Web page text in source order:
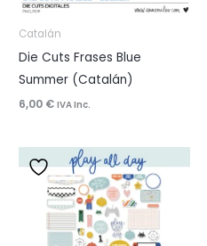
Catalán
Die Cuts Frases Blue
Summer (Catalán)
6,00 € IVA Inc.